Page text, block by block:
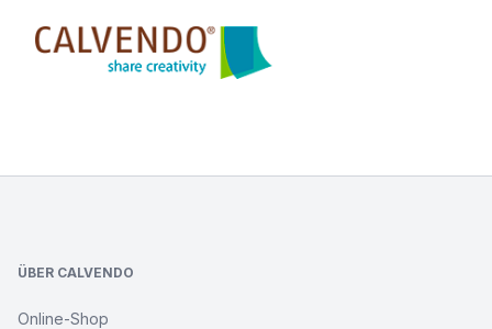
Calvendo
YORK
NEW
ÜBER CALVENDO
Online-Shop